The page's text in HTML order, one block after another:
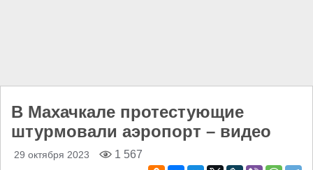
В Махачкале протестующие
штурмовали аэропорт – видео
29 октября 2023 1 567